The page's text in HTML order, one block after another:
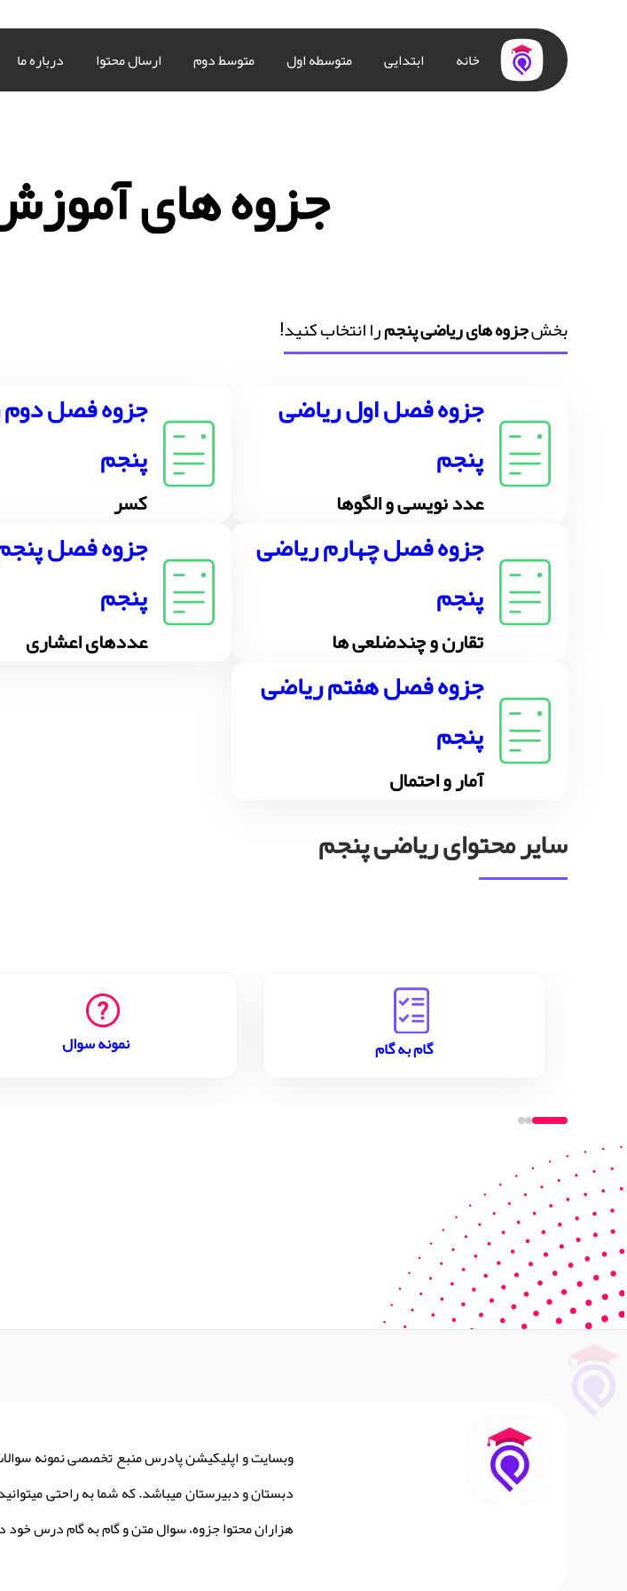
خانه ابتدایی متوسطه اول متوسط دوم ارسال محتوا درباره ما
جزوه های
بخشجزوه های ریاضی پنجمرا انتخاب کنید!
جزوه فصل اول ریاضی
پنجم
عدد نویسی و الگوها
جزوه فصل
پنجم
کسر
جزوه فصل چهارم ریاضی
پنجم
تقارن و چندضلعی ها
جزوه فصل
پنجم
عددهای اعشاری
جزوه فصل هفتم ریاضی
پنجم
آمار و احتمال
سایر محتوای ریاضی پنجم
گام به گام نمونه سوال
وبسایت و اپلیکیشن پادرس منبع تخصصی نمونه
دبستان و دبیرستان میباشد. که شما به راحتی
هزاران محتوا جزوه، سوال متن و گام به گام درس